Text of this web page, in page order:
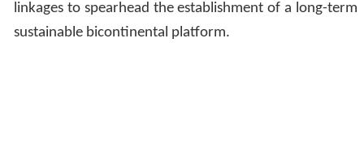
linkages to spearhead the establishment of a long-term
sustainable bicontinental platform.